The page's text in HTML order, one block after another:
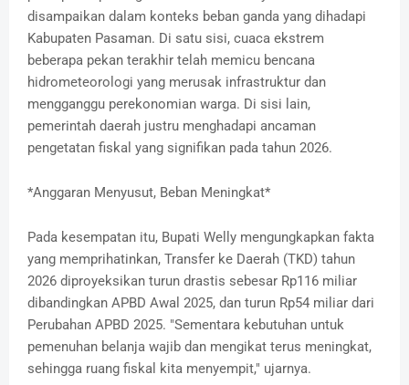
disampaikan dalam konteks beban ganda yang dihadapi
Kabupaten Pasaman. Di satu sisi, cuaca ekstrem
beberapa pekan terakhir telah memicu bencana
hidrometeorologi yang merusak infrastruktur dan
mengganggu perekonomian warga. Di sisi lain,
pemerintah daerah justru menghadapi ancaman
pengetatan fiskal yang signifikan pada tahun 2026.
*Anggaran Menyusut, Beban Meningkat*
Pada kesempatan itu, Bupati Welly mengungkapkan fakta
yang memprihatinkan, Transfer ke Daerah (TKD) tahun
2026 diproyeksikan turun drastis sebesar Rp116 miliar
dibandingkan APBD Awal 2025, dan turun Rp54 miliar dari
Perubahan APBD 2025. "Sementara kebutuhan untuk
pemenuhan belanja wajib dan mengikat terus meningkat,
sehingga ruang fiskal kita menyempit," ujarnya.